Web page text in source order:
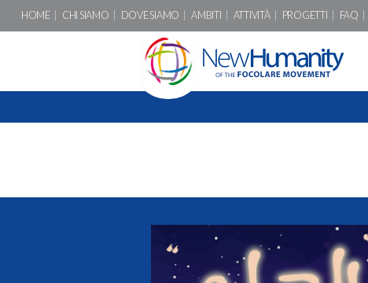
HOME CHI SIAMO DOVE SIAMO AMBITI ATTIVITÀ PROGETTI FAQ